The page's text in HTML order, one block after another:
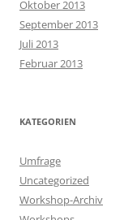
Oktober 2013
September 2013
Juli 2013
Februar 2013
KATEGORIEN
Umfrage
Uncategorized
Workshop-Archiv